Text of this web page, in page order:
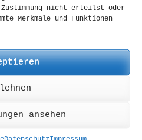
nicht erteilst oder
Merkmale und Funktionen
ansehen
under“